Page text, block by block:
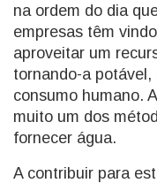
na ordem do dia
empresas têm
aproveitar um
tornando-a
consumo humano.
muito um dos
fornecer água.
A contribuir para